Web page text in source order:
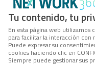
Tu contenido, tu
En esta página web utilizamos
para facilitar la interacción
Puede expresar su
cookies haciendo clic en
Siempre puede gestionar sus